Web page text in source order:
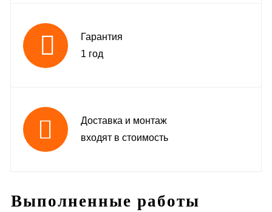
Гарантия
1 год
Доставка и монтаж
входят в стоимость
Выполненные работы